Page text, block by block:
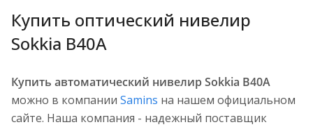
Купить оптический нивелир
Sokkia B40A
Купить автоматический нивелир Sokkia B40A
можно в компании Samins на нашем официальном
сайте. Наша компания - надежный поставщик